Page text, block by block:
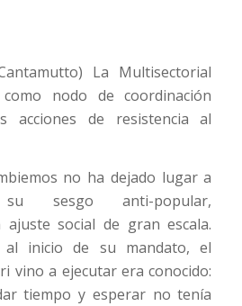
La Multisectorial
nodo de coordinación
acciones de resistencia al
no ha dejado lugar a
sesgo anti-popular,
ajuste social de gran escala.
al inicio de su mandato, el
vino a ejecutar era conocido:
tiempo y esperar no tenía